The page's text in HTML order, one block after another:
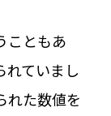
こともあ
れていまし
れた数値を